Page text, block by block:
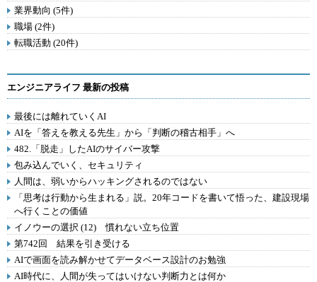
業界動向 (5件)
職場 (2件)
転職活動 (20件)
エンジニアライフ 最新の投稿
最後には離れていくAI
AIを「答えを教える先生」から「判断の稽古相手」へ
482.「脱走」したAIのサイバー攻撃
包み込んでいく、セキュリティ
人間は、弱いからハッキングされるのではない
「思考は行動から生まれる」説。20年コードを書いて悟った、建設現場
へ行くことの価値
イノウーの選択 (12) 慣れない立ち位置
第742回 結果を引き受ける
AIで画面を読み解かせてデータベース設計のお勉強
AI時代に、人間が失ってはいけない判断力とは何か